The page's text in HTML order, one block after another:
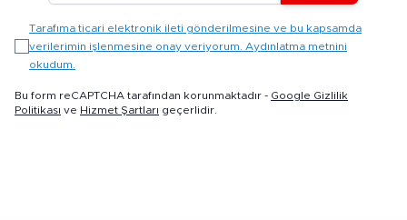
Tarafıma ticari elektronik ileti gönderilmesine ve bu kapsamda
verilerimin işlenmesine onay veriyorum. Aydınlatma metnini
okudum.
Bu form reCAPTCHA tarafından korunmaktadır - Google Gizlilik
Politikası ve Hizmet Şartları geçerlidir.